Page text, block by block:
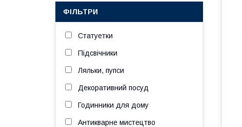
ФІЛЬТРИ
Статуетки
Підсвічники
Ляльки, пупси
Декоративний посуд
Годинники для дому
Антикварне мистецтво